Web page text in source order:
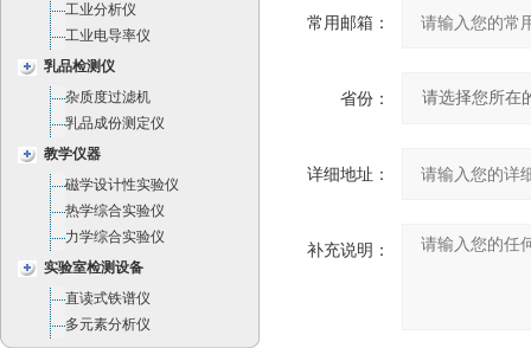
工业分析仪
工业电导率仪
乳品检测仪
杂质度过滤机
乳品成份测定仪
教学仪器
磁学设计性实验仪
热学综合实验仪
力学综合实验仪
实验室检测设备
直读式铁谱仪
多元素分析仪
常用邮箱：
省份：
详细地址：
补充说明：